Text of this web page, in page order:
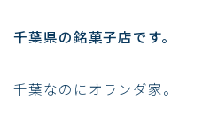
千葉県の銘菓子店です。
千葉なのにオランダ家。